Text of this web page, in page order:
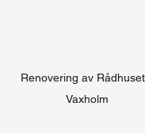
Renovering av
Vaxholm